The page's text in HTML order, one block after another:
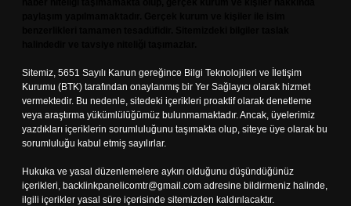
Sitemiz, 5651 Sayılı Kanun gereğince Bilgi Teknolojileri ve İletişim
Kurumu (BTK) tarafından onaylanmış bir Yer Sağlayıcı olarak hizmet
vermektedir. Bu nedenle, sitedeki içerikleri proaktif olarak denetleme
veya araştırma yükümlülüğümüz bulunmamaktadır. Ancak, üyelerimiz
yazdıkları içeriklerin sorumluluğunu taşımakta olup, siteye üye olarak bu
sorumluluğu kabul etmiş sayılırlar.
Hukuka ve yasal düzenlemelere aykırı olduğunu düşündüğünüz
içerikleri, backlinkpanelicomtr@gmail.com adresine bildirmeniz halinde,
ilgili içerikler yasal süre içerisinde sitemizden kaldırılacaktır.